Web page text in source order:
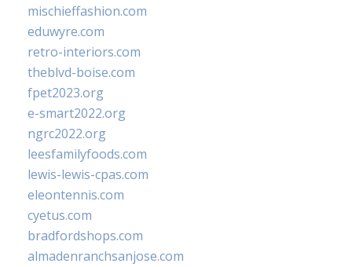
mischieffashion.com
eduwyre.com
retro-interiors.com
theblvd-boise.com
fpet2023.org
e-smart2022.org
ngrc2022.org
leesfamilyfoods.com
lewis-lewis-cpas.com
eleontennis.com
cyetus.com
bradfordshops.com
almadenranchsanjose.com